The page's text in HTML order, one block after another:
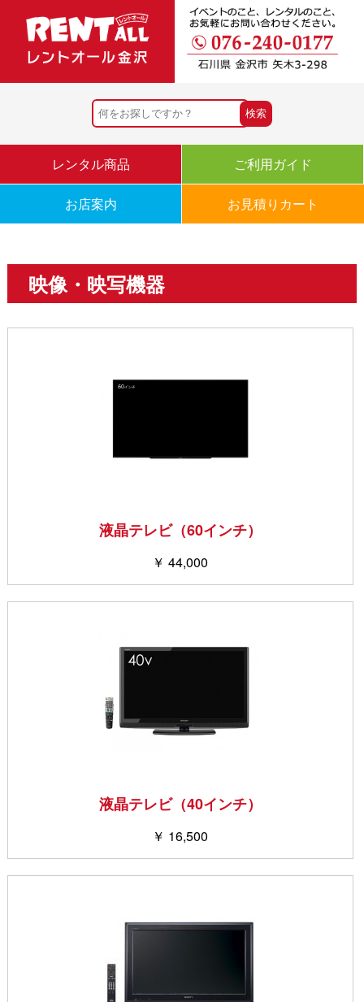
レンタル商品 ご利用ガイド
お店案内 お見積りカート
映像・映写機器
液晶テレビ（60インチ）
￥ 44,000
液晶テレビ（40インチ）
￥ 16,500